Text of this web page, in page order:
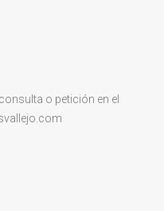
o petición en el